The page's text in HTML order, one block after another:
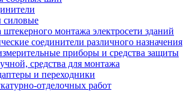
силовые
штекерного монтажа электросети зданий
соединители различного назначения
приборы и средства защиты
средства для монтажа
и переходники
отделочных работ